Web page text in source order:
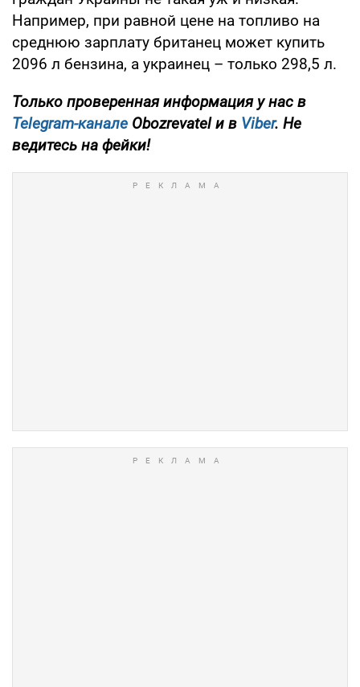
Например, при равной цене на топливо на
среднюю зарплату британец может купить
2096 л бензина, а украинец – только 298,5 л.
Только проверенная информация у нас в
Telegram-канале Obozrevatel и в Viber. Не
ведитесь на фейки!